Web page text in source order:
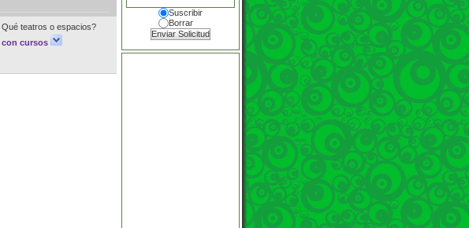
Qué teatros o espacios?
con cursos
Suscribir
Borrar